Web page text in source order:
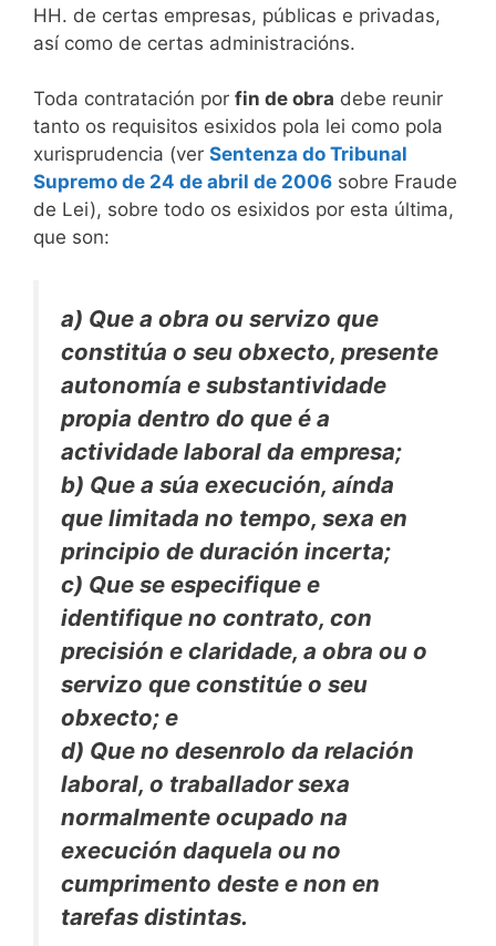
HH. de certas empresas, públicas e privadas,
así como de certas administracións.
Toda contratación por fin de obra debe reunir
tanto os requisitos esixidos pola lei como pola
xurisprudencia (ver Sentenza do Tribunal
Supremo de 24 de abril de 2006 sobre Fraude
de Lei), sobre todo os esixidos por esta última,
que son:
a) Que a obra ou servizo que
constitúa o seu obxecto, presente
autonomía e substantividade
propia dentro do que é a
actividade laboral da empresa;
b) Que a súa execución, aínda
que limitada no tempo, sexa en
principio de duración incerta;
c) Que se especifique e
identifique no contrato, con
precisión e claridade, a obra ou o
servizo que constitúe o seu
obxecto; e
d) Que no desenrolo da relación
laboral, o traballador sexa
normalmente ocupado na
execución daquela ou no
cumprimento deste e non en
tarefas distintas.